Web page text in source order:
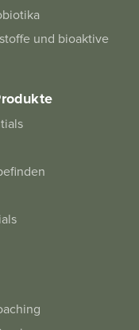
und bioaktive